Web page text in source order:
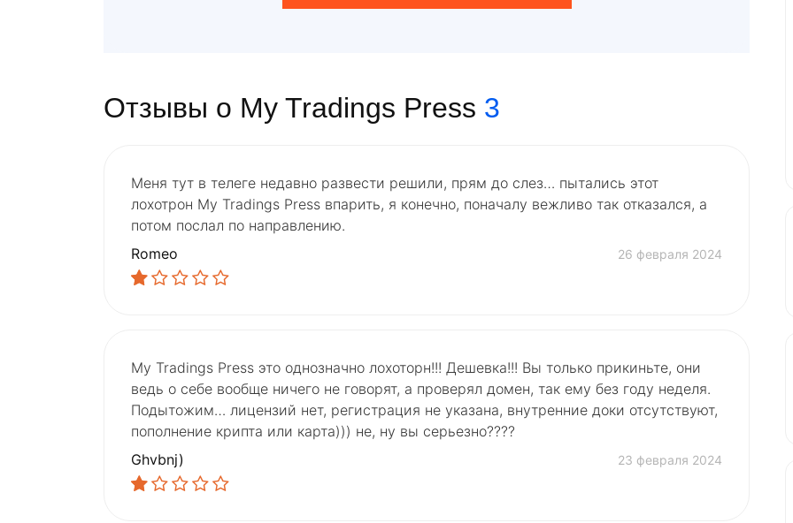
Отзывы о My Tradings Press 3
Меня тут в телеге недавно развести решили, прям до слез… пытались этот
лохотрон My Tradings Press впарить, я конечно, поначалу вежливо так отказался, а
потом послал по направлению.
Romeo
26 февраля 2024
My Tradings Press это однозначно лохоторн!!! Дешевка!!! Вы только прикиньте, они
ведь о себе вообще ничего не говорят, а проверял домен, так ему без году неделя.
Подытожим… лицензий нет, регистрация не указана, внутренние доки отсутствуют,
пополнение крипта или карта))) не, ну вы серьезно????
Ghvbnj)
23 февраля 2024